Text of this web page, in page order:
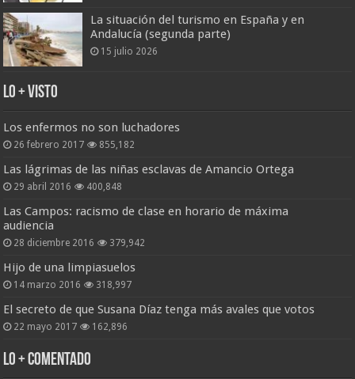
La situación del turismo en España y en
Andalucía (segunda parte)
15 julio 2026
Lo + Visto
Los enfermos no son luchadores
26 febrero 2017 855,182
Las lágrimas de las niñas esclavas de Amancio Ortega
29 abril 2016 400,848
Las Campos: racismo de clase en horario de máxima
audiencia
28 diciembre 2016 379,942
Hijo de una limpiasuelos
14 marzo 2016 318,997
El secreto de que Susana Díaz tenga más avales que votos
22 mayo 2017 162,896
Lo + Comentado